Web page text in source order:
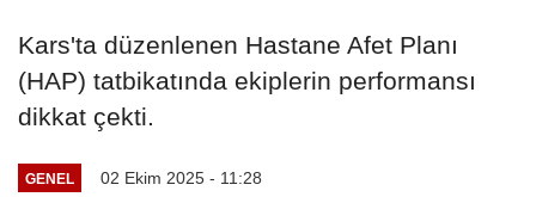
Kars'ta düzenlenen Hastane Afet Planı
(HAP) tatbikatında ekiplerin performansı
dikkat çekti.
GENEL 02 Ekim 2025 - 11:28